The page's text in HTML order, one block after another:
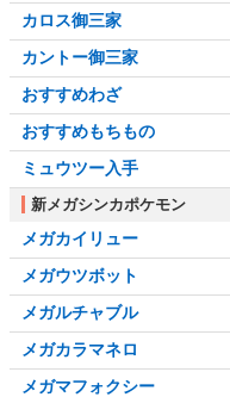
カロス御三家
カントー御三家
おすすめわざ
おすすめもちもの
ミュウツー入手
新メガシンカポケモン
メガカイリュー
メガウツボット
メガルチャブル
メガカラマネロ
メガマフォクシー